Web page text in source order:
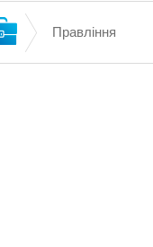
Правління